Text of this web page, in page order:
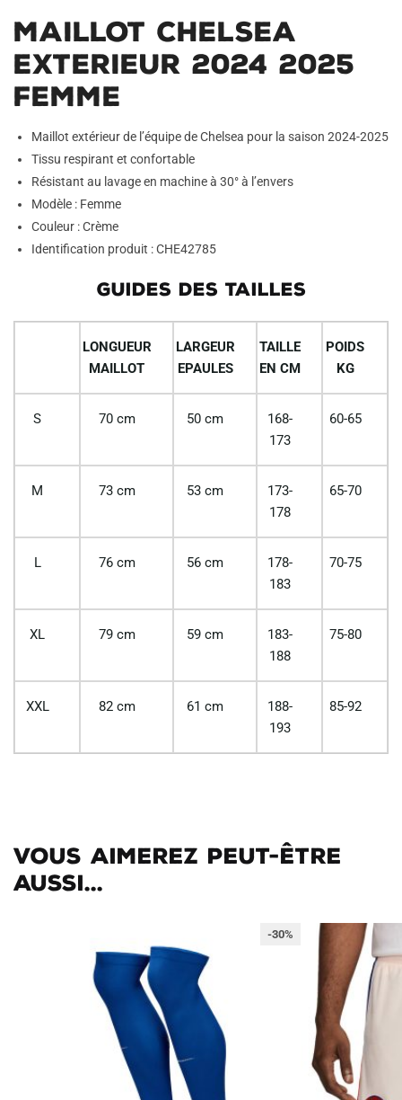
Maillot Chelsea
Exterieur 2024 2025
Femme
Maillot extérieur de l’équipe de Chelsea pour la saison 2024-2025
Tissu respirant et confortable
Résistant au lavage en machine à 30° à l’envers
Modèle : Femme
Couleur : Crème
Identification produit : CHE42785
GUIDES DES TAILLES
LONGUEUR
MAILLOT
LARGEUR
EPAULES
TAILLE
EN CM
POIDS
KG
S 70 cm 50 cm
168-
173
60-65
M 73 cm 53 cm
173-
178
65-70
L 76 cm 56 cm
178-
183
70-75
XL 79 cm 59 cm
183-
188
75-80
XXL 82 cm 61 cm
188-
193
85-92
Vous aimerez peut-être
aussi...
-30%